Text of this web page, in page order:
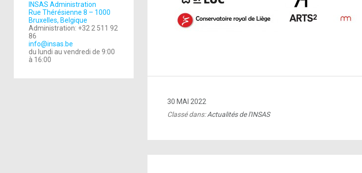
INSAS Administration
Rue Thérésienne 8 – 1000
Bruxelles, Belgique
Administration: +32 2 511 92
86
info@insas.be
du lundi au vendredi de 9:00
à 16:00
30 MAI 2022
Classé dans:Actualités de l'INSAS